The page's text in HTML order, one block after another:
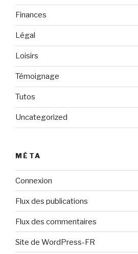
Finances
Légal
Loisirs
Témoignage
Tutos
Uncategorized
MÉTA
Connexion
Flux des publications
Flux des commentaires
Site de WordPress-FR